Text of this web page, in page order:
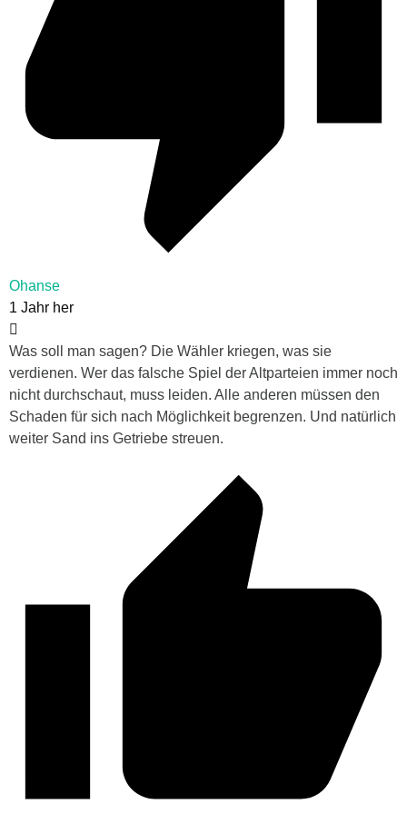
Ohanse
1 Jahr her
Was soll man sagen? Die Wähler kriegen, was sie
verdienen. Wer das falsche Spiel der Altparteien immer noch
nicht durchschaut, muss leiden. Alle anderen müssen den
Schaden für sich nach Möglichkeit begrenzen. Und natürlich
weiter Sand ins Getriebe streuen.